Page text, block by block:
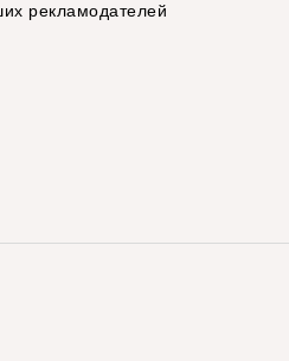
рекламодателей